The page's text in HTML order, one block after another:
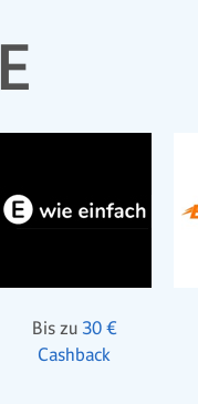
E
Bis zu 30 €
Cashback